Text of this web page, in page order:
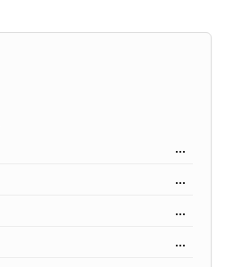
...
...
...
...